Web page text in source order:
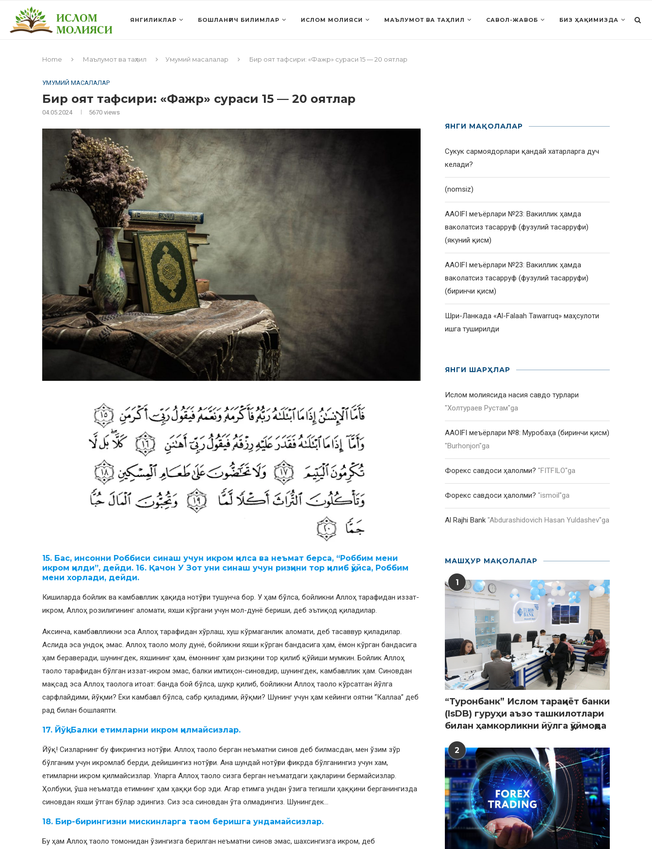
ЯНГИЛИКЛАР БОШЛАНҒИЧ БИЛИМЛАР ИСЛОМ МОЛИЯСИ МАЪЛУМОТ ВА ТАҲЛИЛ САВОЛ-ЖАВОБ БИЗ ҲАҚИМИЗДА
Home Маълумот ва таҳлил Умумий масалалар Бир оят тафсири: «Фажр» сураси 15 — 20 оятлар
УМУМИЙ МАСАЛАЛАР
Бир оят тафсири: «Фажр» сураси 15 — 20 оятлар
04.05.2024 5670 views
15. Бас, инсонни Роббиси синаш учун икром қилса ва неъмат берса, “Роббим мени
икром қилди”, дейди. 16. Қачон У Зот уни синаш учун ризқини тор қилиб қўйса, Роббим
мени хорлади, дейди.
Кишиларда бойлик ва камбағаллик ҳақида нотўғри тушунча бор. У ҳам бўлса, бойликни Аллоҳ тарафидан иззат-
икром, Аллоҳ розилигининг аломати, яхши кўргани учун мол-дунё бериши, деб эътиқод қиладилар.
Аксинча, камбағалликни эса Аллоҳ тарафидан хўрлаш, хуш кўрмаганлик аломати, деб тасаввур қиладилар.
Аслида эса ундоқ эмас. Аллоҳ таоло молу дунё, бойликни яхши кўрган бандасига ҳам, ёмон кўрган бандасига
ҳам бераверади, шунингдек, яхшининг ҳам, ёмоннинг ҳам ризқини тор қилиб қўйиши мумкин. Бойлик Аллоҳ
таоло тарафидан бўлган иззат-икром эмас, балки имтиҳон-синовдир, шунингдек, камбағаллик ҳам. Синовдан
мақсад эса Аллоҳ таолога итоат: банда бой бўлса, шукр қилиб, бойликни Аллоҳ таоло кўрсатган йўлга
сарфлайдими, йўқми? Ёки камбағал бўлса, сабр қиладими, йўқми? Шунинг учун ҳам кейинги оятни “Каллаа” деб
рад билан бошлаяпти.
17. Йўқ! Балки етимларни икром қилмайсизлар.
Йўқ! Сизларнинг бу фикрингиз нотўғри. Аллоҳ таоло берган неъматни синов деб билмасдан, мен ўзим зўр
бўлганим учун икромлаб берди, дейишингиз нотўғри. Ана шундай нотўғри фикрда бўлганингиз учун хам,
етимларни икром қилмайсизлар. Уларга Аллоҳ таоло сизга берган неъматдаги ҳақларини бермайсизлар.
Ҳолбуки, ўша неъматда етимнинг ҳам ҳаққи бор эди. Агар етимга ундан ўзига тегишли ҳаққини берганингизда
синовдан яхши ўтган бўлар эдингиз. Сиз эса синовдан ўта олмадингиз. Шунингдек…
18. Бир-бирингизни мискинларга таом беришга ундамайсизлар.
Бу ҳам Аллоҳ таоло томонидан ўзингизга берилган неъматни синов эмас, шахсингизга икром, деб
ЯНГИ МАҚОЛАЛАР
Сукук сармоядорлари қандай хатарларга дуч
келади?
(nomsiz)
AAOIFI меъёрлари №23: Вакиллик ҳамда
ваколатсиз тасарруф (фузулий тасарруфи)
(якуний қисм)
AAOIFI меъёрлари №23: Вакиллик ҳамда
ваколатсиз тасарруф (фузулий тасарруфи)
(биринчи қисм)
Шри-Ланкада «Al-Falaah Tawarruq» маҳсулоти
ишга туширилди
ЯНГИ ШАРҲЛАР
Ислом молиясида насия савдо турлари
"Холтураев Рустам"ga
AAOIFI меъёрлари №8: Муробаҳа (биринчи қисм)
"Burhonjon"ga
Форекс савдоси ҳалолми? "FITFILO"ga
Форекс савдоси ҳалолми? "ismoil"ga
Al Rajhi Bank "Abdurashidovich Hasan Yuldashev"ga
МАШҲУР МАҚОЛАЛАР
1
“Туронбанк” Ислом тараққиёт банки
(IsDB) гуруҳи аъзо ташкилотлари
билан ҳамкорликни йўлга қўймоқда
2